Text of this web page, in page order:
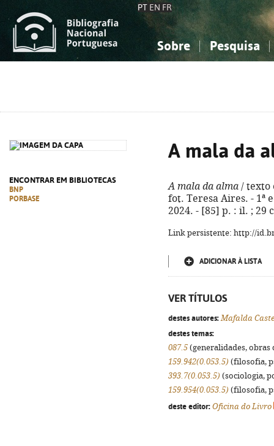
PT EN FR
Sobre Pesquisa
ENCONTRAR EM BIBLIOTECAS
BNP
PORBASE
A mala da
A mala da alma / texto
fot. Teresa Aires. - 1ª
2024. - [85] p. : il. ; 29
Link persistente: http://
ADICIONAR À LISTA
VER TÍTULOS
destes autores: Mafalda
destes temas:
087.5 (generalidades,
159.942(0.053.5) (filosofia,
393.7(0.053.5) (sociologia,
159.954(0.053.5) (filosofia,
deste editor: Oficina do Livro